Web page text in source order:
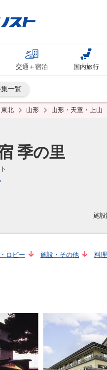
交通＋宿泊 国内旅行
一覧
東北 山形 山形・天童・上山
季の里
施
ロビー 施設・その他 料理